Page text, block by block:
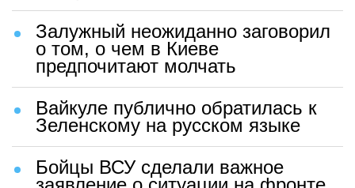
Залужный неожиданно заговорил
о том, о чем в Киеве
предпочитают молчать
Вайкуле публично обратилась к
Зеленскому на русском языке
Бойцы ВСУ сделали важное